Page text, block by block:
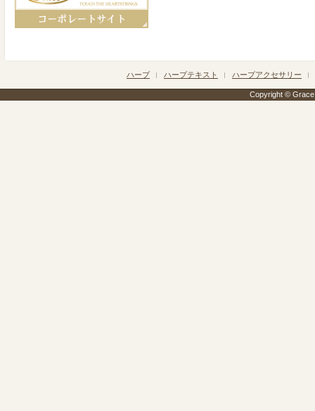
ハープ ハープテキスト ハープアクセサリー
Copyright © Grace